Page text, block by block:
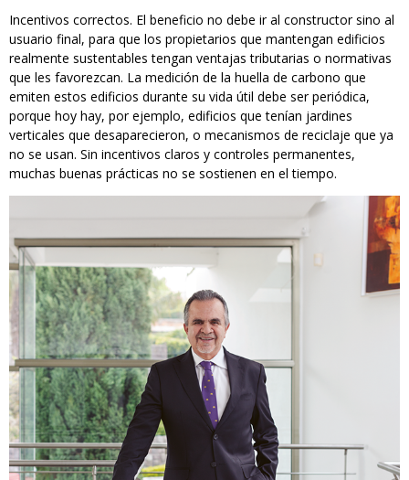
Incentivos correctos. El beneficio no debe ir al constructor sino al
usuario final, para que los propietarios que mantengan edificios
realmente sustentables tengan ventajas tributarias o normativas
que les favorezcan. La medición de la huella de carbono que
emiten estos edificios durante su vida útil debe ser periódica,
porque hoy hay, por ejemplo, edificios que tenían jardines
verticales que desaparecieron, o mecanismos de reciclaje que ya
no se usan. Sin incentivos claros y controles permanentes,
muchas buenas prácticas no se sostienen en el tiempo.